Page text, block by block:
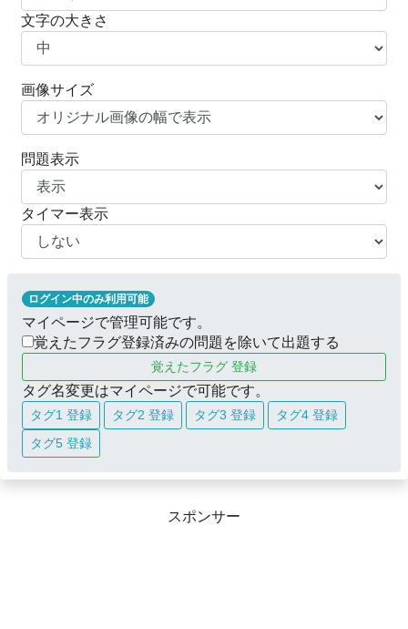
文字の大きさ
画像サイズ
問題表示
タイマー表示
ログイン中のみ利用可能
マイページで管理可能です。
覚えたフラグ登録済みの問題を除いて出題する
覚えたフラグ 登録
タグ名変更はマイページで可能です。
タグ1 登録 タグ2 登録 タグ3 登録
タグ4 登録
タグ5 登録
スポンサー